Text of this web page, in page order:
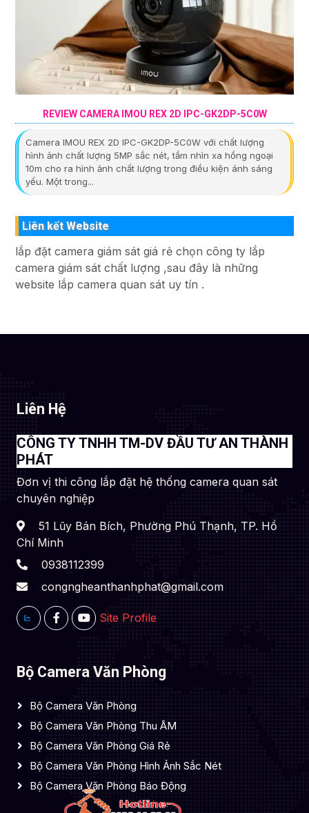
REVIEW CAMERA IMOU REX 2D IPC-GK2DP-5C0W
Camera IMOU REX 2D IPC-GK2DP-5C0W với chất lượng
hình ảnh chất lượng 5MP sắc nét, tầm nhìn xa hồng ngoại
10m cho ra hình ảnh chất lượng trong điều kiện ánh sáng
yếu. Một trong...
Liên kết Website
lắp đặt camera giám sát giá rẻ chọn công ty lắp
camera giám sát chất lượng ,sau đây là những
website lắp camera quan sát uy tín .
Liên Hệ
CÔNG TY TNHH TM-DV ĐẦU TƯ AN THÀNH
PHÁT
Đơn vị thi công lắp đặt hệ thống camera quan sát
chuyên nghiệp
51 Lũy Bán Bích, Phường Phú Thạnh, TP. Hồ
Chí Minh
0938112399
congngheanthanhphat@gmail.com
Site Profile
Bộ Camera Văn Phòng
Bộ Camera Văn Phòng
Bộ Camera Văn Phòng Thu ÂM
Bộ Camera Văn Phòng Giá Rẻ
Bộ Camera Văn Phòng Hình Ảnh Sắc Nét
Bộ Camera Văn Phòng Báo Động